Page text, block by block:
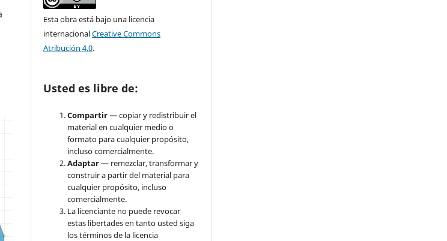
Esta obra está bajo una licencia
internacionalCreative Commons
Atribución 4.0.
Usted es libre de:
Compartir— copiar y redistribuir el
material en cualquier medio o
formato para cualquier propósito,
incluso comercialmente.
Adaptar— remezclar, transformar y
construir a partir del material para
cualquier propósito, incluso
comercialmente.
La licenciante no puede revocar
estas libertades en tanto usted siga
los términos de la licencia